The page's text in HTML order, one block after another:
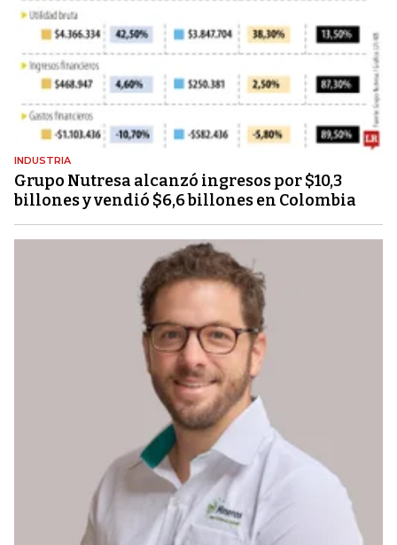
INDUSTRIA
Grupo Nutresa alcanzó ingresos por $10,3
billones y vendió $6,6 billones en Colombia